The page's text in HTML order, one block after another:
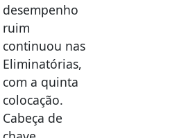
ruim
continuou nas
Eliminatórias,
com a quinta
colocação.
Cabeça de
chave,